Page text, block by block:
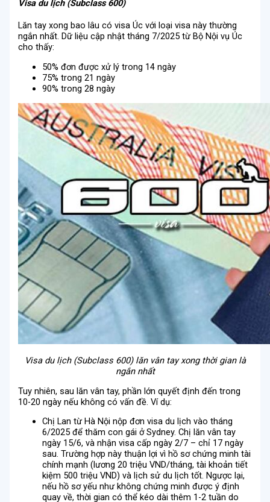
Visa du lịch (Subclass 600)
Lăn tay xong bao lâu có visa Úc với loại visa này thường
ngắn nhất. Dữ liệu cập nhật tháng 7/2025 từ Bộ Nội vụ Úc
cho thấy:
50% đơn được xử lý trong 14 ngày
75% trong 21 ngày
90% trong 28 ngày
Visa du lịch (Subclass 600) lăn vân tay xong thời gian là
ngắn nhất
Tuy nhiên, sau lăn vân tay, phần lớn quyết định đến trong
10-20 ngày nếu không có vấn đề. Ví dụ:
Chị Lan từ Hà Nội nộp đơn visa du lịch vào tháng
6/2025 để thăm con gái ở Sydney. Chị lăn vân tay
ngày 15/6, và nhận visa cấp ngày 2/7 – chỉ 17 ngày
sau. Trường hợp này thuận lợi vì hồ sơ chứng minh tài
chính mạnh (lương 20 triệu VND/tháng, tài khoản tiết
kiệm 500 triệu VND) và lịch sử du lịch tốt. Ngược lại,
nếu hồ sơ yếu như không chứng minh được ý định
quay về, thời gian có thể kéo dài thêm 1-2 tuần do